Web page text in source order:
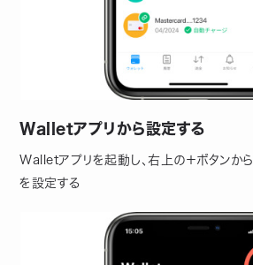
Walletアプリから設定する
Walletアプリを起動し、右上の＋ボタンか
を設定する